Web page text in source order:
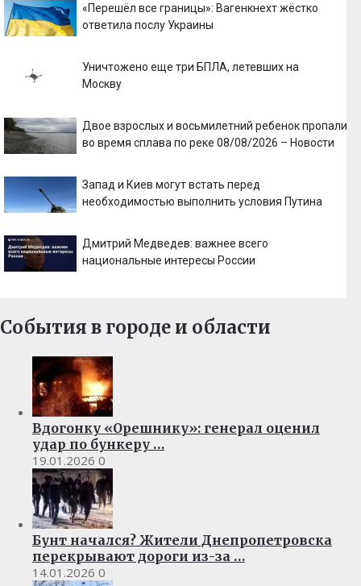
«Перешёл все границы»: Вагенкнехт жёстко
ответила послу Украины
Уничтожено еще три БПЛА, летевших на
Москву
Двое взрослых и восьмилетний ребенок пропали
во время сплава по реке 08/08/2026 – Новости
Запад и Киев могут встать перед
необходимостью выполнить условия Путина
Дмитрий Медведев: важнее всего
национальные интересы России
События в городе и области
Вдогонку «Орешнику»: генерал оценил
удар по бункеру …
19.01.2026 0
Бунт начался? Жители Днепропетровска
перекрывают дороги из-за …
14.01.2026 0